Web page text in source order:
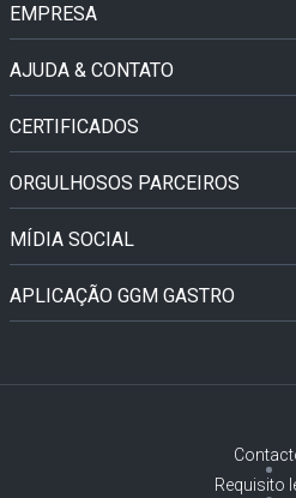
EMPRESA
AJUDA & CONTATO
CERTIFICADOS
ORGULHOSOS PARCEIROS
MÍDIA SOCIAL
APLICAÇÃO GGM GASTRO
Requisito